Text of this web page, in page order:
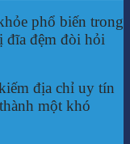
phổ biến trong
đĩa đệm đòi hỏi
địa chỉ uy tín
một khó